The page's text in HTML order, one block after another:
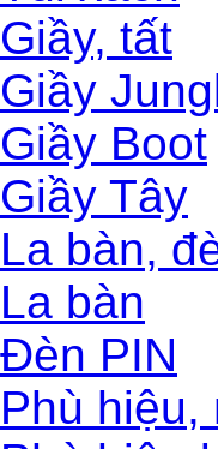
Giầy, tất
Giầy
Giầy Boot
Giầy Tây
La bàn,
La bàn
Đèn PIN
Phù hiệu,